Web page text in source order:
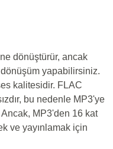
dönüştürür, ancak
yapabilirsiniz.
kalitesidir. FLAC
bu nedenle MP3'ye
MP3'den 16 kat
ve yayınlamak için